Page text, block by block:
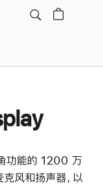
功能的 1200 万
风和扬声器，以